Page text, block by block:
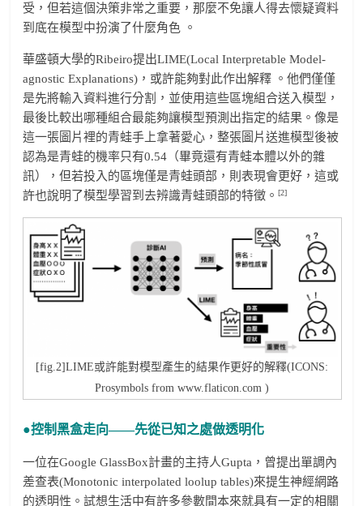
受，但若這個決策非常之重要，那麼不免讓人得去懷疑資料
到底在模型中扮演了什麼角色 。
華盛頓大學的Ribeiro提出LIME(Local Interpretable Model-
agnostic Explanations)，或許能夠對此作出解釋 。他們僅僅
是先將輸入資料進行分割，並使用這些區塊組合送入模型，
最後比較出哪種組合最能夠讓模型預測出指定的結果。像是
這一張圖片裡的青蛙手上拿著愛心，整張圖片送進模型後被
認為是青蛙的機率只有0.54（畢竟還有青蛙本體以外的雜
訊），但若投入的區塊僅是青蛙頭部，則表現會更好，這或
許也說明了模型學習到去辨識青蛙頭部的特徵。[2]
[fig.2]LIME或許能對模型產生的結果作更好的解釋(ICONS:
Prosymbols from www.flaticon.com )
●控制黑盒走向——先從已知之處做透明化
一位在Google GlassBox計畫的主持人Gupta，曾提出單調內
差查表(Monotonic interpolated loolup tables)來提生神經網路
的透明性。試想生活中有許多參數間本來就具有一定的相關